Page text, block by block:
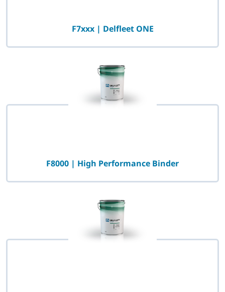
F7xxx | Delfleet ONE
F8000 | High Performance Binder